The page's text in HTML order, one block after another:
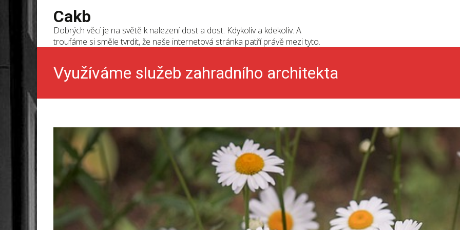
Cakb
Dobrých věcí je na světě k nalezení dost a dost. Kdykoliv a kdekoliv. A
troufáme si směle tvrdit, že naše internetová stránka patří právě mezi tyto.
Využíváme služeb zahradního architekta